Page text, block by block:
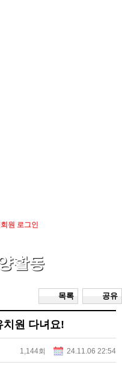
원 로그인
활동
공유
목록
치원 다녀요!
1,144회 24.11.06 22:54